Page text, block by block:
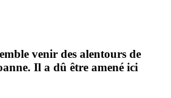
venir des alentours de
Il a dû être amené ici